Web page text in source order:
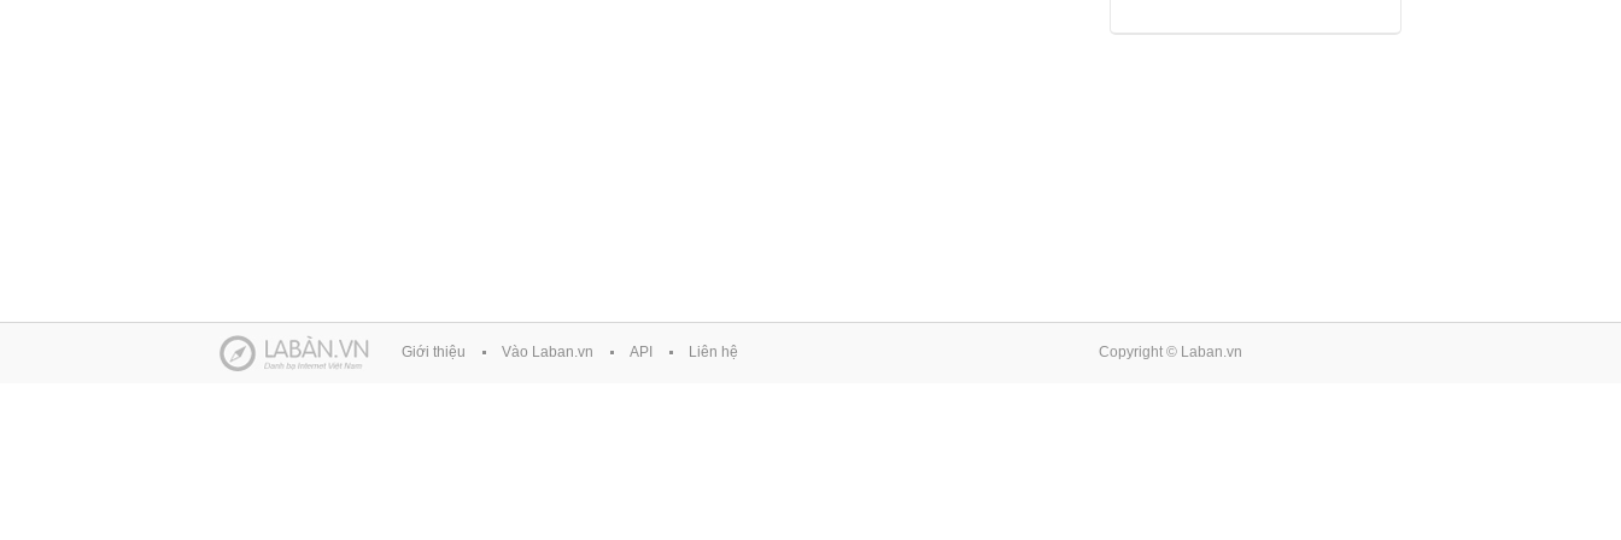
Giới thiệu Vào Laban.vn API Liên hệ Copyright © Laban.vn